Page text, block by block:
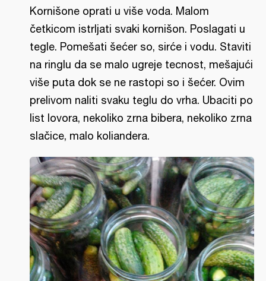
Kornišone oprati u više voda. Malom
četkicom istrljati svaki kornišon. Poslagati u
tegle. Pomešati šećer so, sirće i vodu. Staviti
na ringlu da se malo ugreje tecnost, mešajući
više puta dok se ne rastopi so i šećer. Ovim
prelivom naliti svaku teglu do vrha. Ubaciti po
list lovora, nekoliko zrna bibera, nekoliko zrna
slačice, malo koliandera.